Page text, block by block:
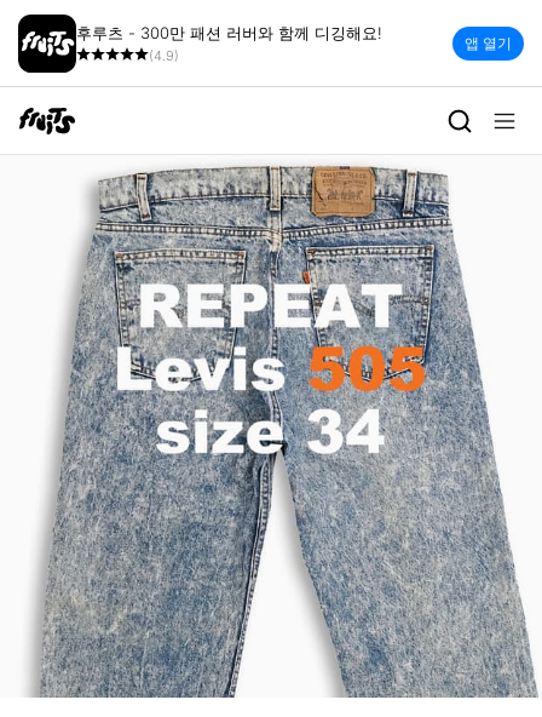
후루츠 - 300만 패션 러버와 함께 디깅해요!
(4.9)
앱 열기